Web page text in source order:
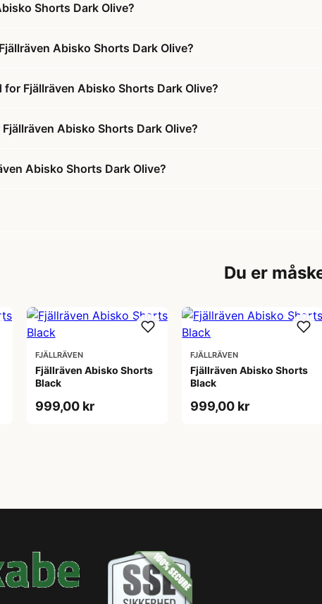
Shorts Dark Olive?
Abisko Shorts Dark Olive?
for Fjällräven Abisko Shorts Dark Olive?
Abisko Shorts Dark Olive?
Abisko Shorts Dark Olive?
Du er
FJÄLLRÄVEN
Fjällräven Abisko Shorts
Black
999,00 kr
FJÄLLRÄVEN
Fjällräven Abisko Shorts
Black
999,00 kr